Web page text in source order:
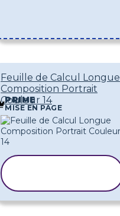
Feuille de Calcul Longue
Composition Portrait
Couleur 14
PRIME
MISE EN PAGE